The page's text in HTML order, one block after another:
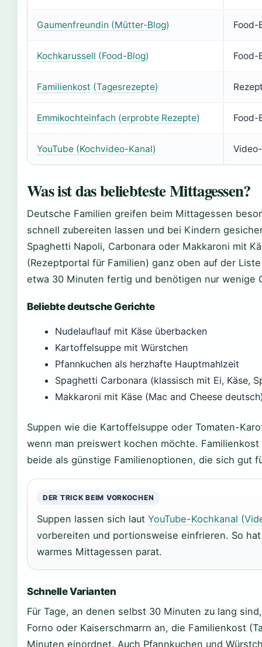
Gaumenfreundin (Mütter-Blog) Food-
Kochkarussell (Food-Blog) Food-
Familienkost (Tagesrezepte)
Emmikochteinfach (erprobte Rezepte) Food-
YouTube (Kochvideo-Kanal)
Was ist das beliebteste Mittagessen?
Deutsche Familien greifen beim Mittagessen
schnell zubereiten lassen und bei Kindern
Spaghetti Napoli, Carbonara oder Makkaroni mit
(Rezeptportal für Familien) ganz oben auf der
etwa 30 Minuten fertig und benötigen nur wenige
Beliebte deutsche Gerichte
Nudelauflauf mit Käse überbacken
Kartoffelsuppe mit Würstchen
Pfannkuchen als herzhafte Hauptmahlzeit
Spaghetti Carbonara (klassisch mit Ei, Käse,
Makkaroni mit Käse (Mac and Cheese
Suppen wie die Kartoffelsuppe oder Tomaten-
wenn man preiswert kochen möchte.
beide als günstige Familienoptionen, die sich gut
DER TRICK BEIM VORKOCHEN
Suppen lassen sich laut YouTube-Kochkanal
vorbereiten und portionsweise einfrieren. So
warmes Mittagessen parat.
Schnelle Varianten
Für Tage, an denen selbst 30 Minuten zu lang
Forno oder Kaiserschmarrn an, die Familienkost
Minuten einordnet. Auch Pfannkuchen und